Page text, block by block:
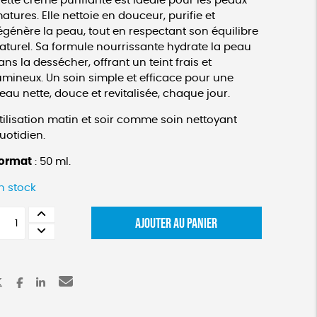
Elle nettoie en douceur, purifie et
la peau, tout en respectant son équilibre
Sa formule nourrissante hydrate la peau
la dessécher, offrant un teint frais et
Un soin simple et efficace pour une
nette, douce et revitalisée, chaque jour.
matin et soir comme soin nettoyant
: 50 ml.
stock
AJOUTER AU PANIER